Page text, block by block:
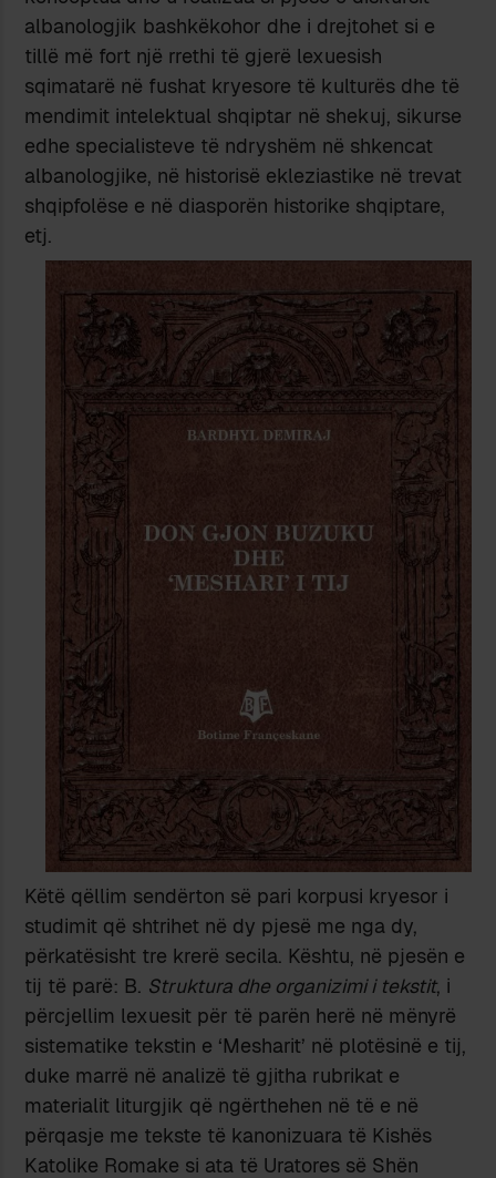
albanologjik bashkëkohor dhe i drejtohet si e
tillë më fort një rrethi të gjerë lexuesish
sqimatarë në fushat kryesore të kulturës dhe të
mendimit intelektual shqiptar në shekuj, sikurse
edhe specialisteve të ndryshëm në shken­cat
alba­no­logjike, në historisë ekleziastike në trevat
shqipfolëse e në diasporën historike shqiptare,
etj.
Këtë qëllim sendërton së pari korpusi kryesor i
studimit që shtrihet në dy pjesë me nga dy,
përkatësisht tre krerë secila. Kështu, në pjesën e
tij të parë: B. Struktura dhe organizimi i tekstit, i
përcjellim lexuesit për të parën herë në mënyrë
sistematike tekstin e ‘Mesharit’ në plo­tësinë e tij,
duke marrë në analizë të gjitha rubrikat e
materialit litur­gjik që ngërthehen në të e në
përqasje me tekste të kanonizuara të Kishës
Katolike Romake si ata të Uratores së Shën